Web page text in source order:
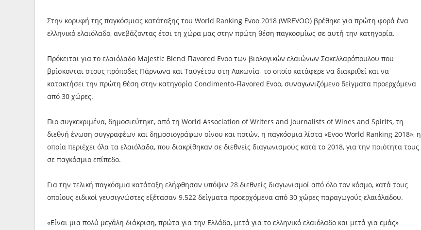
Στην κορυφή της παγκόσμιας κατάταξης του World Ranking Evoo 2018 (WREVOO) βρέθηκε για πρώτη φορά ένα
ελληνικό ελαιόλαδο, ανεβάζοντας έτσι τη χώρα μας στην πρώτη θέση παγκοσμίως σε αυτή την κατηγορία.
Πρόκειται για το ελαιόλαδο Majestic Blend Flavored Evoo των βιολογικών ελαιώνων Σακελλαρόπουλου που
βρίσκονται στους πρόποδες Πάρνωνα και Ταϋγέτου στη Λακωνία- το οποίο κατάφερε να διακριθεί και να
κατακτήσει την πρώτη θέση στην κατηγορία Condimento-Flavored Evoo, συναγωνιζόμενο δείγματα προερχόμενα
από 30 χώρες.
Πιο συγκεκριμένα, δημοσιεύτηκε, από τη World Association of Writers and Journalists of Wines and Spirits, τη
διεθνή ένωση συγγραφέων και δημοσιογράφων οίνου και ποτών, η παγκόσμια λίστα «Evoo World Ranking 2018», η
οποία περιέχει όλα τα ελαιόλαδα, που διακρίθηκαν σε διεθνείς διαγωνισμούς κατά το 2018, για την ποιότητα τους
σε παγκόσμιο επίπεδο.
Για την τελική παγκόσμια κατάταξη ελήφθησαν υπόψιν 28 διεθνείς διαγωνισμοί από όλο τον κόσμο, κατά τους
οποίους ειδικοί γευσιγνώστες εξέτασαν 9.522 δείγματα προερχόμενα από 30 χώρες παραγωγούς ελαιόλαδου.
«Είναι μια πολύ μεγάλη διάκριση, πρώτα για την Ελλάδα, μετά για το ελληνικό ελαιόλαδο και μετά για εμάς»